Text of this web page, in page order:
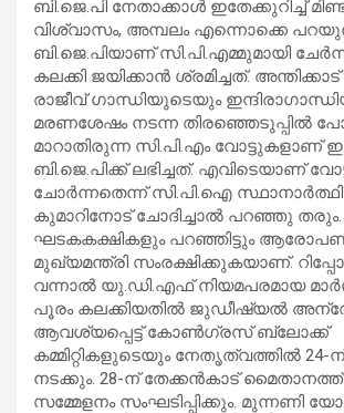
ബി.ജെ.പി നേതാക്കാള്‍ ഇതേക്കുറിച്ച്
വിശ്വാസം, അമ്പലം എന്നൊക്കെ
ബി.ജെ.പിയാണ് സി.പി.എമ്മുമായി
കലക്കി ജയിക്കാന്‍ ശ്രമിച്ചത്.
രാജീവ് ഗാന്ധിയുടെയും
മരണശേഷം നടന്ന തിരഞ്ഞെടുപ്പില്‍
മാറാതിരുന്ന സി.പി.എം വോട്ടുകളാണ്
ബി.ജെ.പിക്ക് ലഭിച്ചത്. എവിടെയാണ്
ചോര്‍ന്നതെന്ന് സി.പി.ഐ
കുമാറിനോട് ചോദിച്ചാല്‍ പറഞ്ഞു
ഘടകകക്ഷികളും പറഞ്ഞിട്ടും
മുഖ്യമന്ത്രി സംരക്ഷിക്കുകയാണ്.
വന്നാല്‍ യു.ഡി.എഫ് നിയമപരമായ
പൂരം കലക്കിയതില്‍ ജുഡീഷ്യല്‍
ആവശ്യപ്പെട്ട് കോണ്‍ഗ്രസ് ബ്ലോക്ക്
കമ്മിറ്റികളുടെയും നേതൃത്വത്തില്‍ 24-
നടക്കും. 28-ന് തേക്കന്‍കാട്
സമ്മേളനം സംഘടിപ്പിക്കും. മുന്നണി